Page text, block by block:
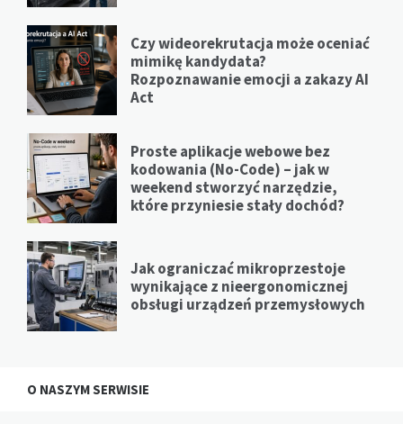
Czy wideorekrutacja może oceniać
mimikę kandydata?
Rozpoznawanie emocji a zakazy AI
Act
Proste aplikacje webowe bez
kodowania (No-Code) – jak w
weekend stworzyć narzędzie,
które przyniesie stały dochód?
Jak ograniczać mikroprzestoje
wynikające z nieergonomicznej
obsługi urządzeń przemysłowych
O NASZYM SERWISIE